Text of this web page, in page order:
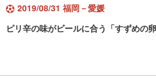
2019/08/31 福岡－愛媛
ピリ辛の味がビールに合う「すずめの